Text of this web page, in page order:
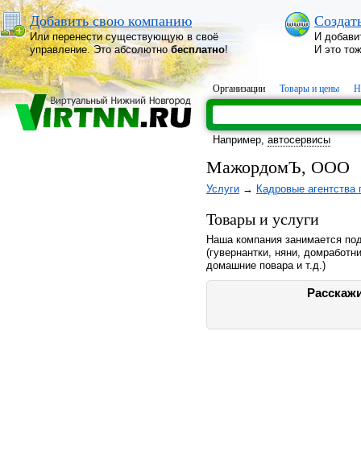
Добавить свою компанию
Или перенести существующую в своё
управление. Это абсолютнобесплатно!
И
И это
Организации Товары и цены
Например, автосервисы
МажордомЪ, ООО
Услуги → Кадровые
Товары и услуги
Наша компания занимается
(гувернантки, няни,
домашние повара и т.д.)